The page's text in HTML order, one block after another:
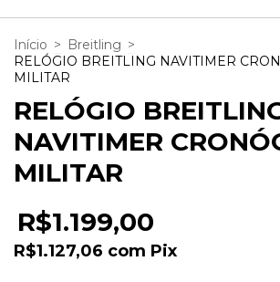
Início > Breitling >
RELÓGIO BREITLING NAVITIMER
MILITAR
RELÓGIO
NAVITIMER
MILITAR
R$1.199,00
R$1.127,06 com Pix